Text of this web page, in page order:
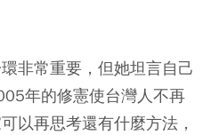
非常重要，但她坦言自己
年的修憲使台灣人不再
以再思考還有什麼方法，